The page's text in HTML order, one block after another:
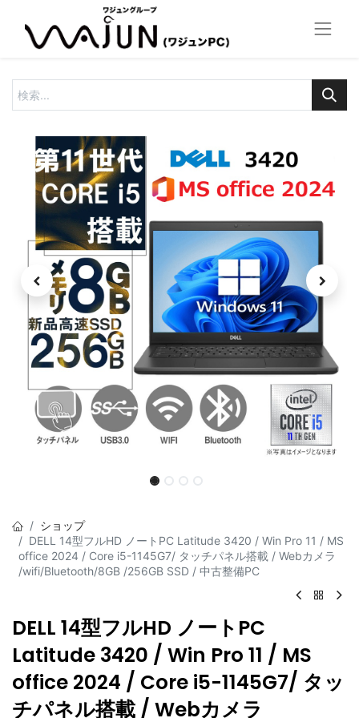
ショップ
DELL 14型フルHD ノートPC Latitude 3420 / Win Pro 11 / MS
office 2024 / Core i5-1145G7/ タッチパネル搭載 / Webカメラ
/wifi/Bluetooth/8GB /256GB SSD / 中古整備PC
DELL 14型フルHD ノートPC
Latitude 3420 / Win Pro 11 / MS
office 2024 / Core i5-1145G7/ タッ
チパネル搭載 / Webカメラ